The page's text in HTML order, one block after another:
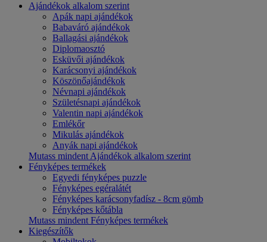
Ajándékok alkalom szerint
Apák napi ajándékok
Babaváró ajándékok
Ballagási ajándékok
Diplomaosztó
Esküvői ajándékok
Karácsonyi ajándékok
Köszönőajándékok
Névnapi ajándékok
Születésnapi ajándékok
Valentin napi ajándékok
Emlékőr
Mikulás ajándékok
Anyák napi ajándékok
Mutass mindent Ajándékok alkalom szerint
Fényképes termékek
Egyedi fényképes puzzle
Fényképes egéralátét
Fényképes karácsonyfadísz - 8cm gömb
Fényképes kőtábla
Mutass mindent Fényképes termékek
Kiegészítők